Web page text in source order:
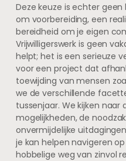
Deze keuze is echter
om voorbereiding, een
bereidheid om je eigen
Vrijwilligerswerk is geen
helpt; het is een serieuze
voor een project dat
toewijding van mensen
we de verschillende
tussenjaar. We kijken naar
mogelijkheden, de
onvermijdelijke
je kan helpen navigeren
hobbelige weg van zinvol